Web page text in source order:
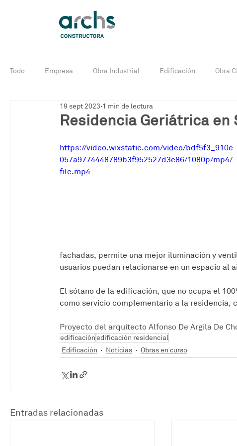
Todo Empresa Obra Industrial Edificación Obra
Obra industrial en curso
Residencia Geriátrica en
19 sept 2023 1 min de lectura
https://video.wixstatic.com/video/bdf5f3_910e
057a9774448789b3f952527d3e86/1080p/mp4/
file.mp4
fachadas, permite una mejor iluminación y
usuarios puedan relacionarse en un espacio al
El sótano de la edificación, que no ocupa el
como servicio complementario a la residencia,
Proyecto del arquitecto Alfonso De Argila De
edificaciónedificación residencial
Edificación
Noticias Obras en curso
Entradas relacionadas